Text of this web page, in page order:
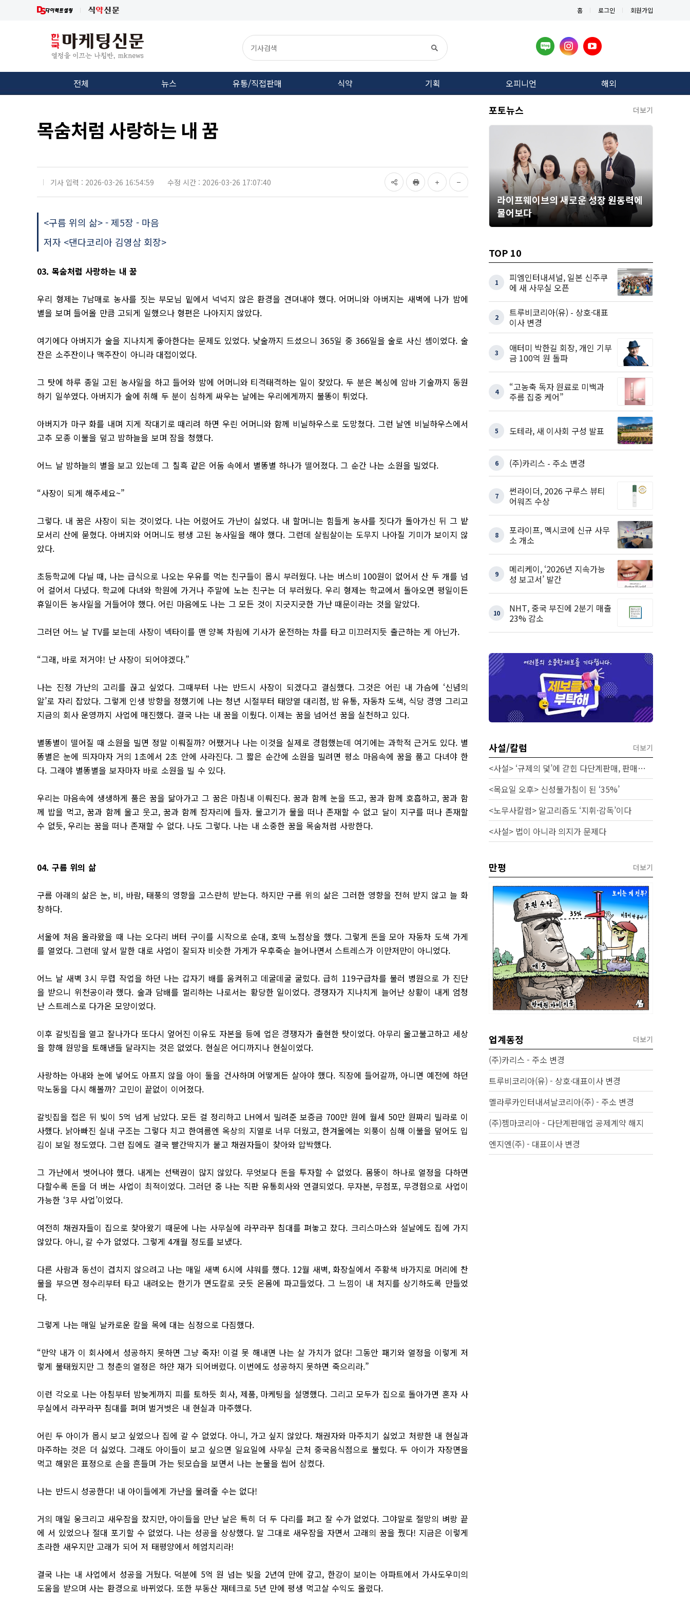
홈 로그인 회원가입
전체 뉴스 유통/직접판매 식약 기획 오피니언 해외
목숨처럼 사랑하는 내 꿈
기사 입력 : 2026-03-26 16:54:59 수정 시간 : 2026-03-26 17:07:40
<구름 위의 삶> - 제5장 - 마음
저자 <댄다코리아 김영삼 회장>
03. 목숨처럼 사랑하는 내 꿈
우리 형제는 7남매로 농사를 짓는 부모님 밑에서 넉넉지 않은 환경을 견뎌내야 했다. 어머니와 아버지는 새벽에 나가 밤에
별을 보며 들어올 만큼 고되게 일했으나 형편은 나아지지 않았다.
여기에다 아버지가 술을 지나치게 좋아한다는 문제도 있었다. 낮술까지 드셨으니 365일 중 366일을 술로 사신 셈이었다. 술
잔은 소주잔이나 맥주잔이 아니라 대접이었다.
그 탓에 하루 종일 고된 농사일을 하고 들어와 밤에 어머니와 티격태격하는 일이 잦았다. 두 분은 복싱에 암바 기술까지 동원
하기 일쑤였다. 아버지가 술에 취해 두 분이 심하게 싸우는 날에는 우리에게까지 불똥이 튀었다.
아버지가 마구 화를 내며 지게 작대기로 때리려 하면 우린 어머니와 함께 비닐하우스로 도망쳤다. 그런 날엔 비닐하우스에서
고추 모종 이불을 덮고 밤하늘을 보며 잠을 청했다.
어느 날 밤하늘의 별을 보고 있는데 그 칠흑 같은 어둠 속에서 별똥별 하나가 떨어졌다. 그 순간 나는 소원을 빌었다.
“사장이 되게 해주세요~”
그렇다. 내 꿈은 사장이 되는 것이었다. 나는 어렸어도 가난이 싫었다. 내 할머니는 힘들게 농사를 짓다가 돌아가신 뒤 그 밭
모서리 산에 묻혔다. 아버지와 어머니도 평생 고된 농사일을 해야 했다. 그런데 살림살이는 도무지 나아질 기미가 보이지 않
았다.
초등학교에 다닐 때, 나는 급식으로 나오는 우유를 먹는 친구들이 몹시 부러웠다. 나는 버스비 100원이 없어서 산 두 개를 넘
어 걸어서 다녔다. 학교에 다녀와 학원에 가거나 주말에 노는 친구는 더 부러웠다. 우리 형제는 학교에서 돌아오면 평일이든
휴일이든 농사일을 거들어야 했다. 어린 마음에도 나는 그 모든 것이 지긋지긋한 가난 때문이라는 것을 알았다.
그러던 어느 날 TV를 보는데 사장이 넥타이를 맨 양복 차림에 기사가 운전하는 차를 타고 미끄러지듯 출근하는 게 아닌가.
“그래, 바로 저거야! 난 사장이 되어야겠다.”
나는 진정 가난의 고리를 끊고 싶었다. 그때부터 나는 반드시 사장이 되겠다고 결심했다. 그것은 어린 내 가슴에 ‘신념의
알’로 자리 잡았다. 그렇게 인생 방향을 정했기에 나는 청년 시절부터 태양열 대리점, 밤 유통, 자동차 도색, 식당 경영 그리고
지금의 회사 운영까지 사업에 매진했다. 결국 나는 내 꿈을 이뤘다. 이제는 꿈을 넘어선 꿈을 실천하고 있다.
별똥별이 떨어질 때 소원을 빌면 정말 이뤄질까? 어쨌거나 나는 이것을 실제로 경험했는데 여기에는 과학적 근거도 있다. 별
똥별은 눈에 띄자마자 거의 1초에서 2초 안에 사라진다. 그 짧은 순간에 소원을 빌려면 평소 마음속에 꿈을 품고 다녀야 한
다. 그래야 별똥별을 보자마자 바로 소원을 빌 수 있다.
우리는 마음속에 생생하게 품은 꿈을 닮아가고 그 꿈은 마침내 이뤄진다. 꿈과 함께 눈을 뜨고, 꿈과 함께 호흡하고, 꿈과 함
께 밥을 먹고, 꿈과 함께 울고 웃고, 꿈과 함께 잠자리에 들자. 물고기가 물을 떠나 존재할 수 없고 달이 지구를 떠나 존재할
수 없듯, 우리는 꿈을 떠나 존재할 수 없다. 나도 그렇다. 나는 내 소중한 꿈을 목숨처럼 사랑한다.
04. 구름 위의 삶
구름 아래의 삶은 눈, 비, 바람, 태풍의 영향을 고스란히 받는다. 하지만 구름 위의 삶은 그러한 영향을 전혀 받지 않고 늘 화
창하다.
서울에 처음 올라왔을 때 나는 오다리 버터 구이를 시작으로 순대, 호떡 노점상을 했다. 그렇게 돈을 모아 자동차 도색 가게
를 열었다. 그런데 앞서 말한 대로 사업이 잘되자 비슷한 가게가 우후죽순 늘어나면서 스트레스가 이만저만이 아니었다.
어느 날 새벽 3시 무렵 작업을 하던 나는 갑자기 배를 움켜쥐고 데굴데굴 굴렀다. 급히 119구급차를 불러 병원으로 가 진단
을 받으니 위천공이라 했다. 술과 담배를 멀리하는 나로서는 황당한 일이었다. 경쟁자가 지나치게 늘어난 상황이 내게 엄청
난 스트레스로 다가온 모양이었다.
이후 갈빗집을 열고 잘나가다 또다시 엎어진 이유도 자본을 등에 업은 경쟁자가 출현한 탓이었다. 아무리 울고불고하고 세상
을 향해 원망을 토해낸들 달라지는 것은 없었다. 현실은 어디까지나 현실이었다.
사랑하는 아내와 눈에 넣어도 아프지 않을 아이 둘을 건사하며 어떻게든 살아야 했다. 직장에 들어갈까, 아니면 예전에 하던
막노동을 다시 해볼까? 고민이 끝없이 이어졌다.
갈빗집을 접은 뒤 빚이 5억 넘게 남았다. 모든 걸 정리하고 LH에서 빌려준 보증금 700만 원에 월세 50만 원짜리 빌라로 이
사했다. 낡아빠진 실내 구조는 그렇다 치고 한여름엔 옥상의 지열로 너무 더웠고, 한겨울에는 외풍이 심해 이불을 덮어도 입
김이 보일 정도였다. 그런 집에도 결국 빨간딱지가 붙고 채권자들이 찾아와 압박했다.
그 가난에서 벗어나야 했다. 내게는 선택권이 많지 않았다. 무엇보다 돈을 투자할 수 없었다. 몸뚱이 하나로 열정을 다하면
다할수록 돈을 더 버는 사업이 최적이었다. 그러던 중 나는 직판 유통회사와 연결되었다. 무자본, 무점포, 무경험으로 사업이
가능한 ‘3무 사업’이었다.
여전히 채권자들이 집으로 찾아왔기 때문에 나는 사무실에 라꾸라꾸 침대를 펴놓고 잤다. 크리스마스와 설날에도 집에 가지
않았다. 아니, 갈 수가 없었다. 그렇게 4개월 정도를 보냈다.
다른 사람과 동선이 겹치지 않으려고 나는 매일 새벽 6시에 샤워를 했다. 12월 새벽, 화장실에서 주황색 바가지로 머리에 찬
물을 부으면 정수리부터 타고 내려오는 한기가 면도칼로 긋듯 온몸에 파고들었다. 그 느낌이 내 처지를 상기하도록 만들었
다.
그렇게 나는 매일 날카로운 칼을 목에 대는 심정으로 다짐했다.
“만약 내가 이 회사에서 성공하지 못하면 그냥 죽자! 이걸 못 해내면 나는 살 가치가 없다! 그동안 패기와 열정을 이렇게 저
렇게 불태웠지만 그 청춘의 열정은 하얀 재가 되어버렸다. 이번에도 성공하지 못하면 죽으리라.”
이런 각오로 나는 아침부터 밤늦게까지 피를 토하듯 회사, 제품, 마케팅을 설명했다. 그리고 모두가 집으로 돌아가면 혼자 사
무실에서 라꾸라꾸 침대를 펴며 벌거벗은 내 현실과 마주했다.
어린 두 아이가 몹시 보고 싶었으나 집에 갈 수 없었다. 아니, 가고 싶지 않았다. 채권자와 마주치기 싫었고 처량한 내 현실과
마주하는 것은 더 싫었다. 그래도 아이들이 보고 싶으면 일요일에 사무실 근처 중국음식점으로 불렀다. 두 아이가 자장면을
먹고 해맑은 표정으로 손을 흔들며 가는 뒷모습을 보면서 나는 눈물을 씹어 삼켰다.
나는 반드시 성공한다! 내 아이들에게 가난을 물려줄 수는 없다!
거의 매일 웅크리고 새우잠을 잤지만, 아이들을 만난 날은 특히 더 두 다리를 펴고 잘 수가 없었다. 그야말로 절망의 벼랑 끝
에 서 있었으나 절대 포기할 수 없었다. 나는 성공을 상상했다. 말 그대로 새우잠을 자면서 고래의 꿈을 꿨다! 지금은 이렇게
초라한 새우지만 고래가 되어 저 태평양에서 헤엄치리라!
결국 나는 내 사업에서 성공을 거뒀다. 덕분에 5억 원 넘는 빚을 2년여 만에 갚고, 한강이 보이는 아파트에서 가사도우미의
도움을 받으며 사는 환경으로 바뀌었다. 또한 부동산 재테크로 5년 만에 평생 먹고살 수익도 올렸다.
포토뉴스 더보기
라이프웨이브의 새로운 성장 원동력에
물어보다
TOP 10
1
피엠인터내셔널, 일본 신주쿠
에 새 사무실 오픈
2
트루비코리아(유) - 상호·대표
이사 변경
3
애터미 박한길 회장, 개인 기부
금 100억 원 돌파
4
“고농축 독자 원료로 미백과
주름 집중 케어”
5 도테라, 새 이사회 구성 발표
6 (주)카리스 - 주소 변경
7
썬라이더, 2026 구루스 뷰티
어워즈 수상
8
포라이프, 멕시코에 신규 사무
소 개소
9
메리케이, ‘2026년 지속가능
성 보고서’ 발간
10
NHT, 중국 부진에 2분기 매출
23% 감소
사설/칼럼 더보기
<사설> ‘규제의 덫’에 갇힌 다단계판매, 판매원 보호 시급하다
<목요일 오후> 신성불가침이 된 ‘35%’
<노무사칼럼> 알고리즘도 ‘지휘·감독’이다
<사설> 법이 아니라 의지가 문제다
만평 더보기
업계동정 더보기
(주)카리스 - 주소 변경
트루비코리아(유) - 상호·대표이사 변경
멜라루카인터내셔날코리아(주) - 주소 변경
(주)젬마코리아 - 다단계판매업 공제계약 해지
엔지엔(주) - 대표이사 변경